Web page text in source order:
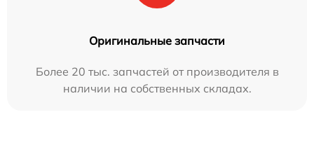
Оригинальные запчасти
Более 20 тыс. запчастей от производителя в
наличии на собственных складах.